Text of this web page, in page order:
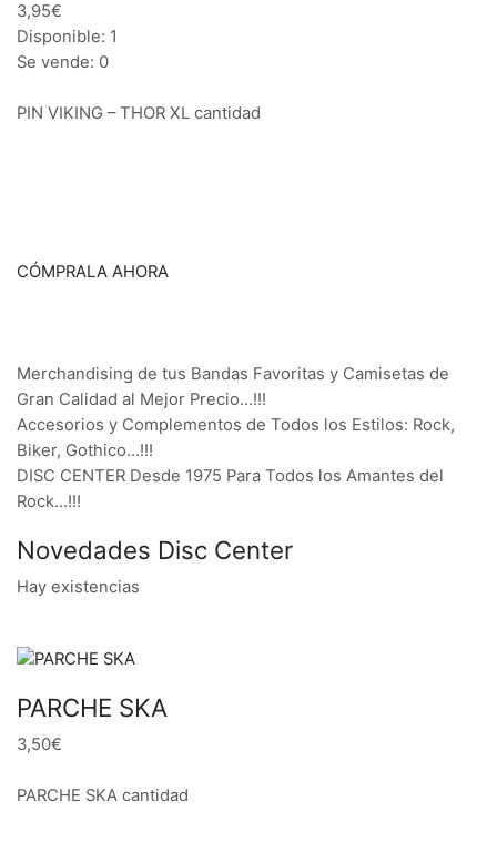
3,95€
Disponible: 1
Se vende: 0
PIN VIKING – THOR XL cantidad
CÓMPRALA AHORA
Merchandising de tus Bandas Favoritas y Camisetas de
Gran Calidad al Mejor Precio…!!!
Accesorios y Complementos de Todos los Estilos: Rock,
Biker, Gothico…!!!
DISC CENTER Desde 1975 Para Todos los Amantes del
Rock…!!!
Novedades Disc Center
Hay existencias
PARCHE SKA
3,50€
PARCHE SKA cantidad